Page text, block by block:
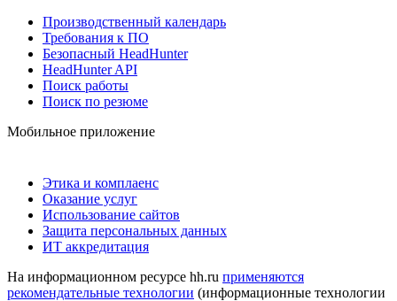
Производственный календарь
Требования к ПО
Безопасный HeadHunter
HeadHunter API
Поиск работы
Поиск по резюме
Мобильное приложение
Этика и комплаенс
Оказание услуг
Использование сайтов
Защита персональных данных
ИТ аккредитация
На информационном ресурсе hh.ru применяются
рекомендательные технологии (информационные технологии